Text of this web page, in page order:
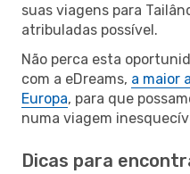
suas viagens para
atribuladas possível.
Não perca esta
com a eDreams, a maior
Europa, para que
numa viagem
Dicas para